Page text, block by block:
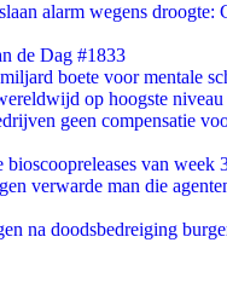
alarm wegens droogte:
de Dag #1833
boete voor mentale
op hoogste
geen compensatie
van week
verwarde man die
na doodsbedreiging